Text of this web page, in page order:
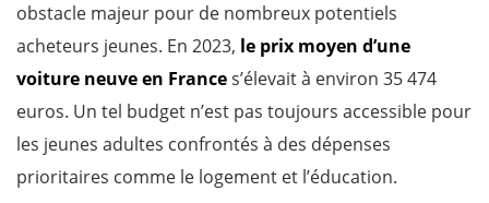
obstacle majeur pour de nombreux potentiels
acheteurs jeunes. En 2023, le prix moyen d’une
voiture neuve en Frances’élevait à environ 35 474
euros. Un tel budget n’est pas toujours accessible pour
les jeunes adultes confrontés à des dépenses
prioritaires comme le logement et l’éducation.